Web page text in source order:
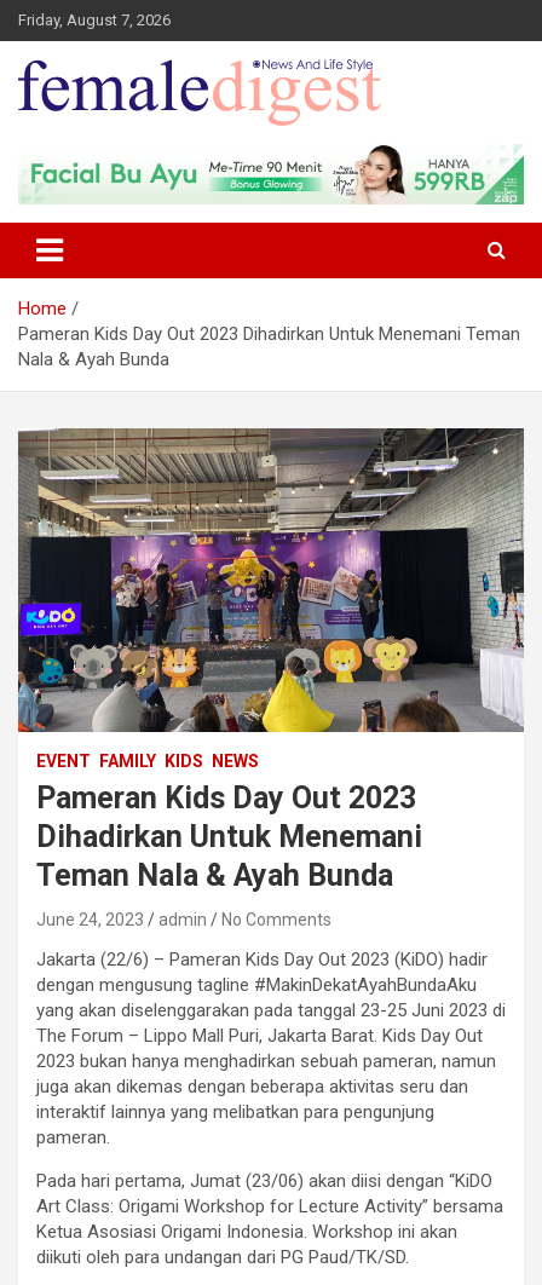
Friday, August 7, 2026
Female Digest
Home
Pameran Kids Day Out 2023 Dihadirkan Untuk Menemani Teman
Nala & Ayah Bunda
EVENT FAMILY KIDS NEWS
Pameran Kids Day Out 2023
Dihadirkan Untuk Menemani
Teman Nala & Ayah Bunda
June 24, 2023 admin No Comments
Jakarta (22/6) – Pameran Kids Day Out 2023 (KiDO) hadir
dengan mengusung tagline #MakinDekatAyahBundaAku
yang akan diselenggarakan pada tanggal 23-25 Juni 2023 di
The Forum – Lippo Mall Puri, Jakarta Barat. Kids Day Out
2023 bukan hanya menghadirkan sebuah pameran, namun
juga akan dikemas dengan beberapa aktivitas seru dan
interaktif lainnya yang melibatkan para pengunjung
pameran.
Pada hari pertama, Jumat (23/06) akan diisi dengan “KiDO
Art Class: Origami Workshop for Lecture Activity” bersama
Ketua Asosiasi Origami Indonesia. Workshop ini akan
diikuti oleh para undangan dari PG Paud/TK/SD.